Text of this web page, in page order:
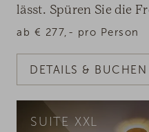
lässt. Spüren Sie die
Ihre Suite XL.
ab € 277,- pro Person
DETAILS & BUCHEN
SUITE XXL